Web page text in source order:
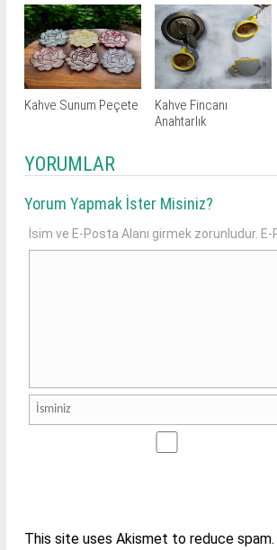
Kahve Sunum Peçete
Kahve Fincanı
Anahtarlık
YORUMLAR
Yorum Yapmak İster Misiniz?
İsim ve E-Posta Alanı girmek zorunludur.
This site uses Akismet to reduce spam.